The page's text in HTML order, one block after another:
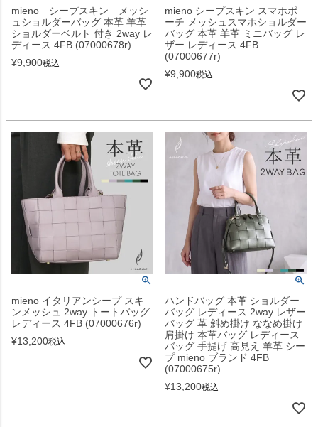
mieno シープスキン メッシ
ュショルダーバッグ 本革 羊革
ショルダーベルト 付き 2way レ
ディース 4FB (07000678r)
¥9,900税込
mieno シープスキン スマホポ
ーチ メッシュスマホショルダー
バッグ 本革 羊革 ミニバッグ レ
ザー レディース 4FB
(07000677r)
¥9,900税込
mieno イタリアンシープ スキ
ンメッシュ 2way トートバッグ
レディース 4FB (07000676r)
¥13,200税込
ハンドバッグ 本革 ショルダー
バッグ レディース 2way レザー
バッグ 革 斜め掛け ななめ掛け
肩掛け 本革バッグ レディース
バッグ 手提げ 高見え 羊革 シー
プ mieno ブランド 4FB
(07000675r)
¥13,200税込